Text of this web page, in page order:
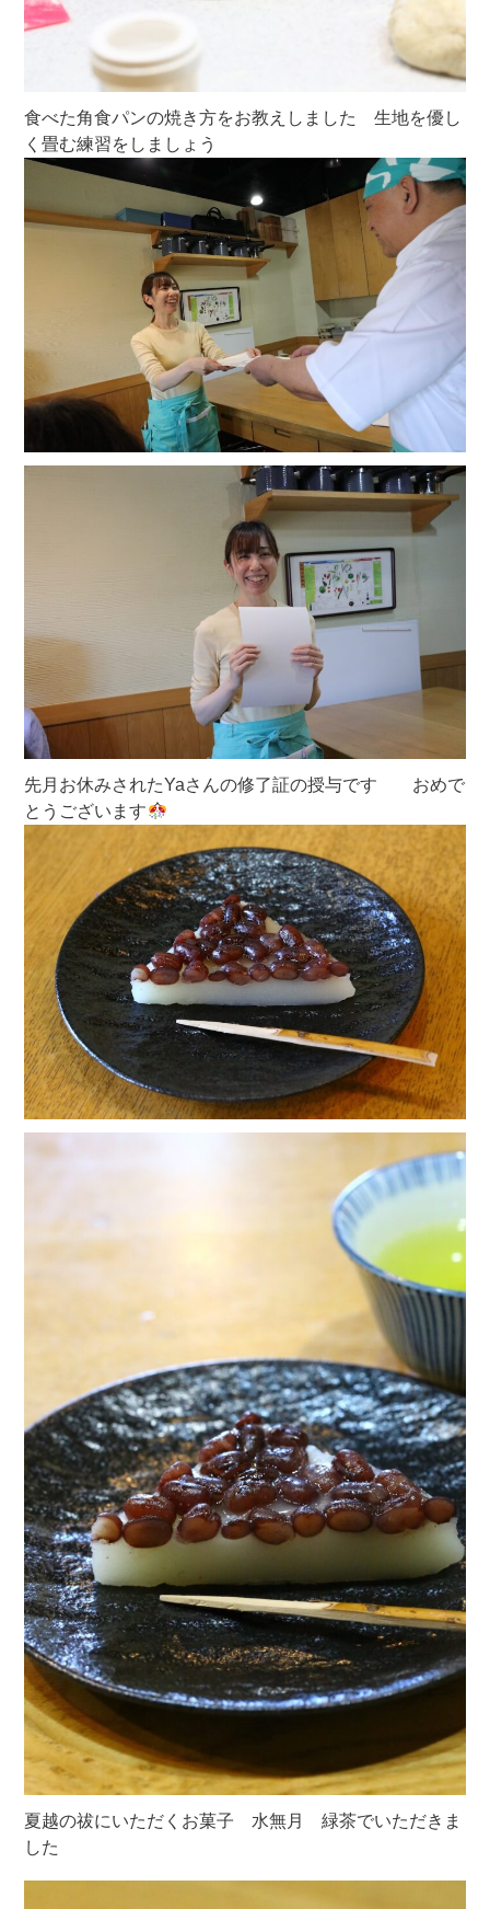
食べた角食パンの焼き方をお教えしました 生地を優し
く畳む練習をしましょう
先月お休みされたYaさんの修了証の授与です おめで
とうございます
夏越の祓にいただくお菓子 水無月 緑茶でいただきま
した